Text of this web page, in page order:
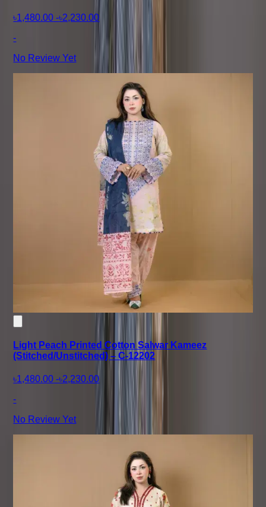
৳1,480.00 -৳2,230.00
-
No Review Yet
Light Peach Printed Cotton Salwar Kameez
(Stitched/Unstitched) – C-12202
৳1,480.00 -৳2,230.00
-
No Review Yet